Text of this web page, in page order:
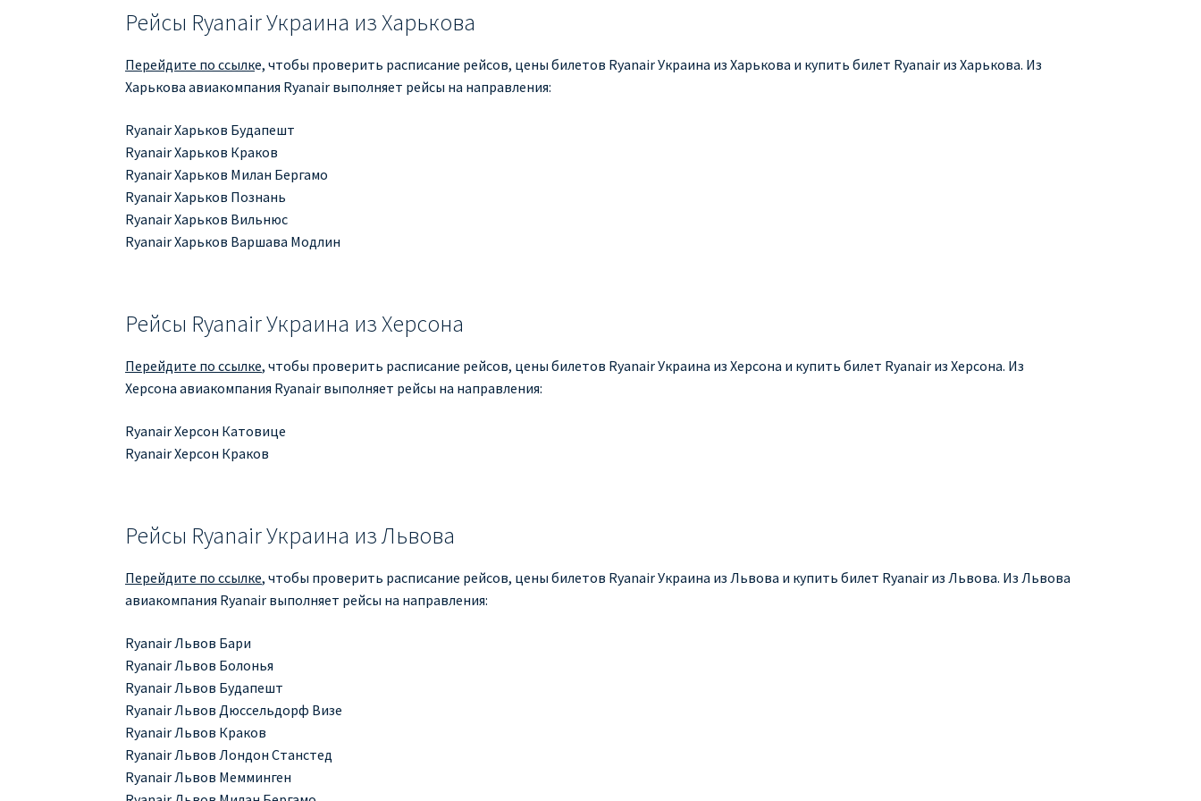
Рейсы Ryanair Украина из Харькова
Перейдите по ссылке, чтобы проверить расписание рейсов, цены билетов Ryanair Украина из Харькова и купить билет Ryanair из Харькова. Из
Харькова авиакомпания Ryanair выполняет рейсы на направления:
Ryanair Харьков Будапешт
Ryanair Харьков Краков
Ryanair Харьков Милан Бергамо
Ryanair Харьков Познань
Ryanair Харьков Вильнюс
Ryanair Харьков Варшава Модлин
Рейсы Ryanair Украина из Херсона
Перейдите по ссылке, чтобы проверить расписание рейсов, цены билетов Ryanair Украина из Херсона и купить билет Ryanair из Херсона. Из
Херсона авиакомпания Ryanair выполняет рейсы на направления:
Ryanair Херсон Катовице
Ryanair Херсон Краков
Рейсы Ryanair Украина из Львова
Перейдите по ссылке, чтобы проверить расписание рейсов, цены билетов Ryanair Украина из Львова и купить билет Ryanair из Львова. Из Львова
авиакомпания Ryanair выполняет рейсы на направления:
Ryanair Львов Бари
Ryanair Львов Болонья
Ryanair Львов Будапешт
Ryanair Львов Дюссельдорф Визе
Ryanair Львов Краков
Ryanair Львов Лондон Станстед
Ryanair Львов Мемминген